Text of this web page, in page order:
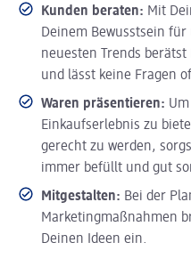
Kunden beraten: Mit
Deinem Bewusstsein
neuesten Trends
und lässt keine Fragen
Waren präsentieren:
Einkaufserlebnis zu
gerecht zu werden,
immer befüllt und gut
Mitgestalten: Bei der
Marketingmaßnahmen
Deinen Ideen ein.